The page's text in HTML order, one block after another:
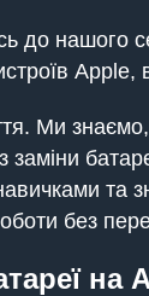
до нашого
Ми
заміни
без
на